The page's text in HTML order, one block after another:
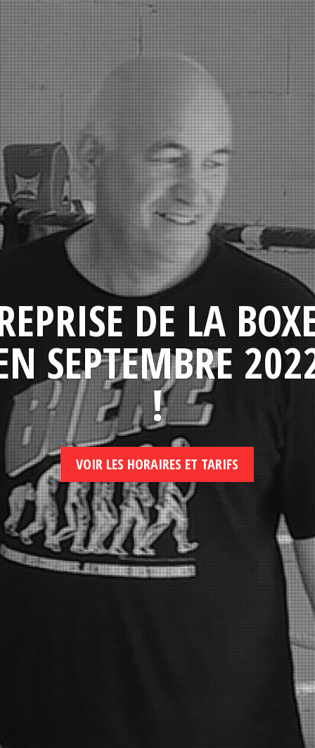
DE LA
SEPTEMBRE
!
VOIR LES HORAIRES ET TARIFS